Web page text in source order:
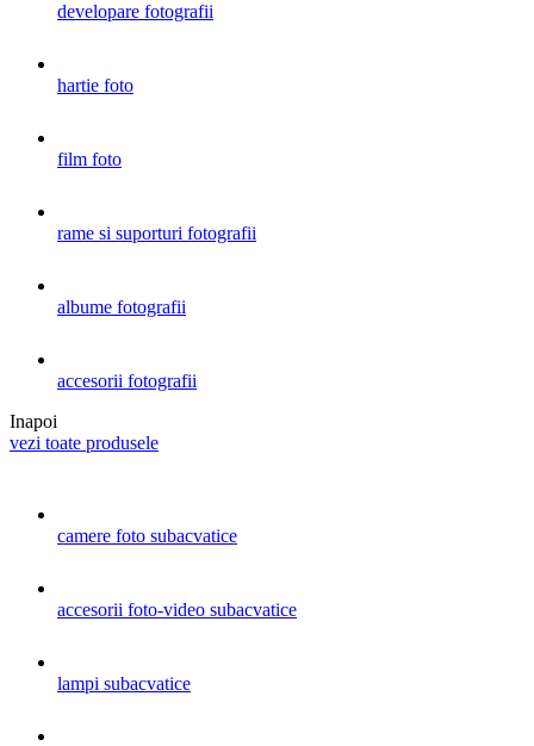
developare fotografii
hartie foto
film foto
rame si suporturi fotografii
albume fotografii
accesorii fotografii
Inapoi
vezi toate produsele
camere foto subacvatice
accesorii foto-video subacvatice
lampi subacvatice